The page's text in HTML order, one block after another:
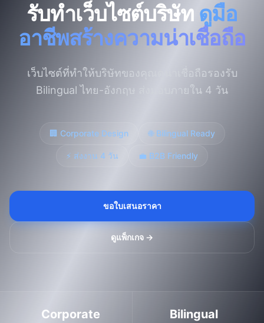
Help
Studio NEW
Start 7-Day $1 Trial
รับทำเว็บไซต์บริษัท ดูมือ
อาชีพสร้างความน่าเชื่อถือ
เว็บไซต์ที่ทำให้บริษัทของคุณดูน่าเชื่อถือรองรับ
Bilingual ไทย-อังกฤษ ส่งมอบภายใน 4 วัน
🏢 Corporate Design 🌐 Bilingual Ready
⚡ ส่งงาน 4 วัน 💼 B2B Friendly
ขอใบเสนอราคา
ดูแพ็กเกจ →
Corporate Bilingual